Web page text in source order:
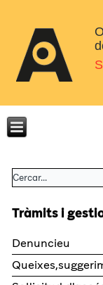
Tràmits i
Denuncieu